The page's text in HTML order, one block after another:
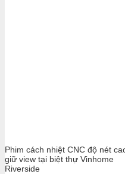
Phim cách nhiệt CNC độ nét
giữ view tại biệt thự Vinhome
Riverside